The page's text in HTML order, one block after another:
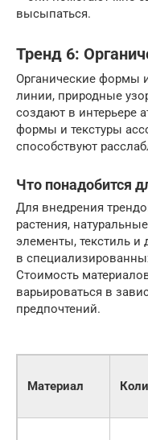
высыпаться.
Тренд 6:
Органические формы
линии, природные
создают в интерьере
формы и текстуры
способствуют
Что понадобится
Для внедрения
растения,
элементы, текстиль и
в
Стоимость
варьироваться в
предпочтений.
Материал